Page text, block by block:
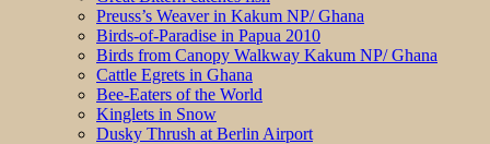
Preuss’s Weaver in Kakum NP/ Ghana
Birds-of-Paradise in Papua 2010
Birds from Canopy Walkway Kakum NP/ Ghana
Cattle Egrets in Ghana
Bee-Eaters of the World
Kinglets in Snow
Dusky Thrush at Berlin Airport